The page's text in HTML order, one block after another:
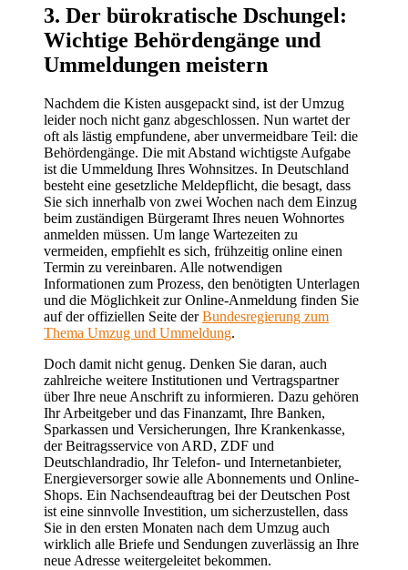
3. Der bürokratische Dschungel:
Wichtige Behördengänge und
Ummeldungen meistern
Nachdem die Kisten ausgepackt sind, ist der Umzug
leider noch nicht ganz abgeschlossen. Nun wartet der
oft als lästig empfundene, aber unvermeidbare Teil: die
Behördengänge. Die mit Abstand wichtigste Aufgabe
ist die Ummeldung Ihres Wohnsitzes. In Deutschland
besteht eine gesetzliche Meldepflicht, die besagt, dass
Sie sich innerhalb von zwei Wochen nach dem Einzug
beim zuständigen Bürgeramt Ihres neuen Wohnortes
anmelden müssen. Um lange Wartezeiten zu
vermeiden, empfiehlt es sich, frühzeitig online einen
Termin zu vereinbaren. Alle notwendigen
Informationen zum Prozess, den benötigten Unterlagen
und die Möglichkeit zur Online-Anmeldung finden Sie
auf der offiziellen Seite derBundesregierung zum
Thema Umzug und Ummeldung.
Doch damit nicht genug. Denken Sie daran, auch
zahlreiche weitere Institutionen und Vertragspartner
über Ihre neue Anschrift zu informieren. Dazu gehören
Ihr Arbeitgeber und das Finanzamt, Ihre Banken,
Sparkassen und Versicherungen, Ihre Krankenkasse,
der Beitragsservice von ARD, ZDF und
Deutschlandradio, Ihr Telefon- und Internetanbieter,
Energieversorger sowie alle Abonnements und Online-
Shops. Ein Nachsendeauftrag bei der Deutschen Post
ist eine sinnvolle Investition, um sicherzustellen, dass
Sie in den ersten Monaten nach dem Umzug auch
wirklich alle Briefe und Sendungen zuverlässig an Ihre
neue Adresse weitergeleitet bekommen.